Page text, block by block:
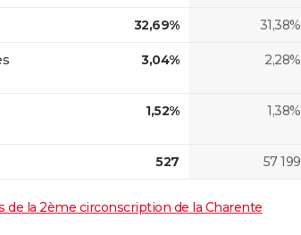
32,69% 31,38%
3,04% 2,28%
1,52% 1,38%
527 57 199
de la 2ème circonscription de la Charente